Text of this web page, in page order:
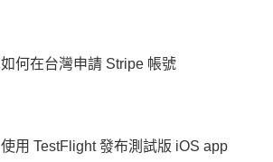
如何在台灣申請 Stripe 帳號
使用 TestFlight 發布測試版 iOS app